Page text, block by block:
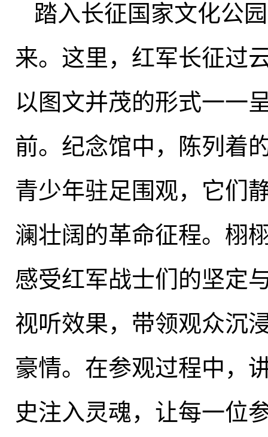
踏入长征国家文化公
来。这里 ， 红军长征过
以图文并茂的形式一一
前。纪念馆中 ，
陈列着
青少年驻足围观， 它们
澜壮阔的革命征程。 栩
感受红军战士们的坚定
视听效果，带领观众沉
豪情。 在参观过程中，
史注入灵魂，让每一位